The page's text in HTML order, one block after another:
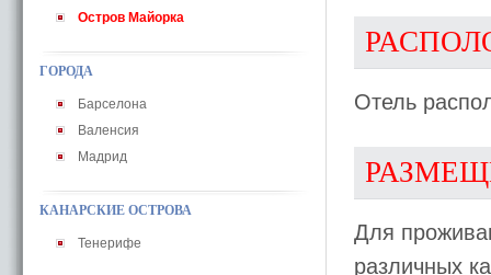
Остров Майорка
ГОРОДА
Барселона
Валенсия
Мадрид
КАНАРСКИЕ ОСТРОВА
Тенерифе
Отель
Для
различных